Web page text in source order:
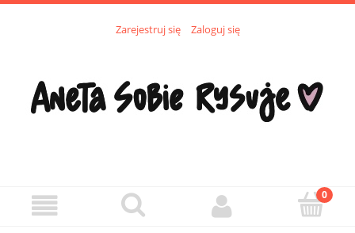
Zarejestruj się Zaloguj się